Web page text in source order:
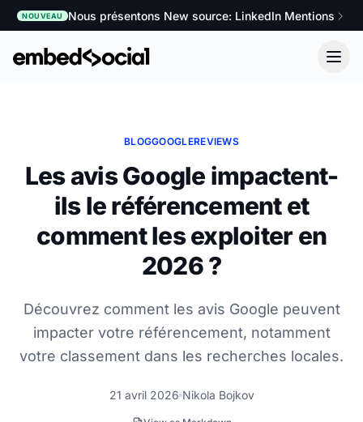
NOUVEAU Nous présentons New source: LinkedIn Mentions
BLOGGOOGLEREVIEWS
Les avis Google impactent-
ils le référencement et
comment les exploiter en
2026 ?
Découvrez comment les avis Google peuvent
impacter votre référencement, notamment
votre classement dans les recherches locales.
21 avril 2026 Nikola Bojkov